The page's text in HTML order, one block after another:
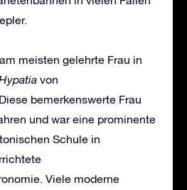
meisten gelehrte Frau in
von
bemerkenswerte Frau
und war eine prominente
Schule in
Viele moderne